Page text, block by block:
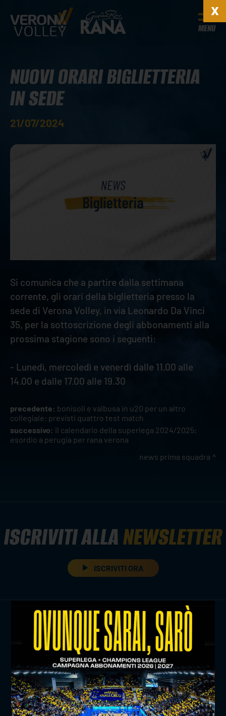
MENU
NUOVI ORARI BIGLIETTERIA
IN SEDE
21/07/2024
Si comunica che a partire dalla settimana
corrente, gli orari della biglietteria presso la
sede di Verona Volley, in via Leonardo Da Vinci
35, per la sottoscrizione degli abbonamenti alla
prossima stagione sono i seguenti:
- Lunedì, mercoledì e venerdì dalle 11.00 alle
14.00 e dalle 17.00 alle 19.30
precedente: bonisoli e valbusa in u20 per un altro
collegiale: previsti quattro test match
successivo: il calendario della superlega 2024/2025:
esordio a perugia per rana verona
news prima squadra
ISCRIVITI ALLANEWSLETTER
ISCRIVITI ORA